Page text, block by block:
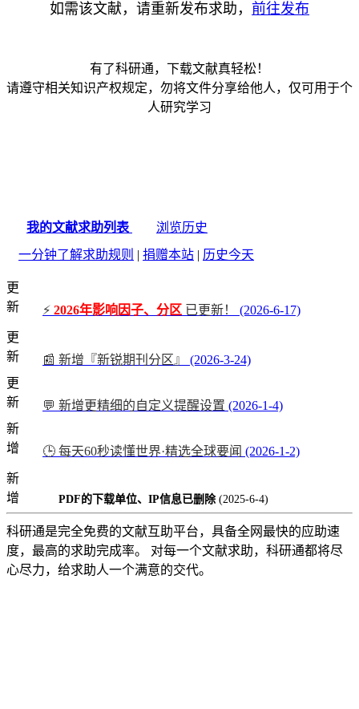
如需该文献，请重新发布求助， 前往发布
有了科研通，下载文献真轻松！
请遵守相关知识产权规定，勿将文件分享给他人，仅可用于个
人研究学习
我的文献求助列表
浏览历史
一分钟了解求助规则 | 捐赠本站 | 历史今天
更
新
⚡ 2026年影响因子、分区 已更新！
(2026-6-17)
更
新
📰 新增『新锐期刊分区』
(2026-3-24)
更
新
💬 新增更精细的自定义提醒设置 (2026-1-4)
新
增
🕒 每天60秒读懂世界·精选全球要闻 (2026-1-2)
新
增
PDF的下载单位、IP信息已删除 (2025-6-4)
科研通是完全免费的文献互助平台，具备全网最快的应助速
度，最高的求助完成率。 对每一个文献求助，科研通都将尽
心尽力，给求助人一个满意的交代。